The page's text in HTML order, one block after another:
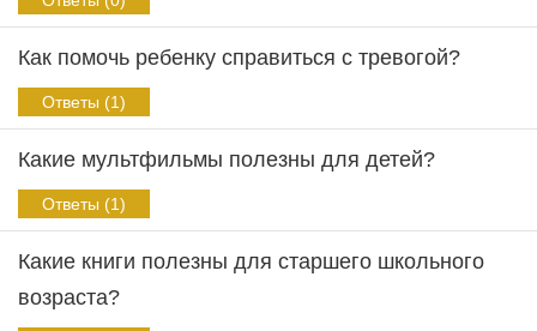
Как помочь ребенку справиться с тревогой?
Ответы (1)
Какие мультфильмы полезны для детей?
Ответы (1)
Какие книги полезны для старшего школьного
возраста?